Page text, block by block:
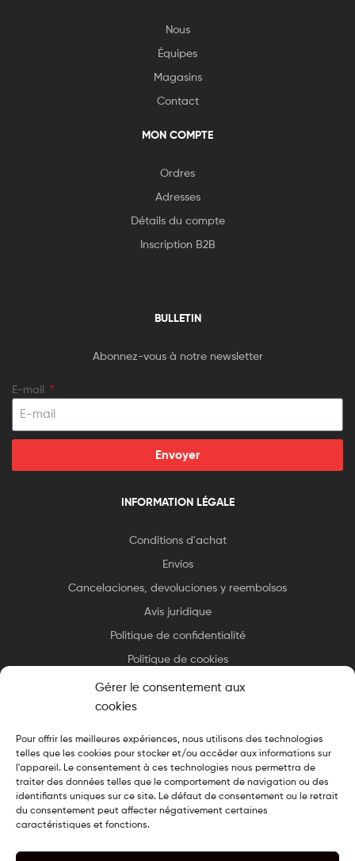
Gérer le consentement aux
cookies
Pour offrir les meilleures expériences, nous utilisons des technologies
telles que les cookies pour stocker et/ou accéder aux informations sur
l'appareil. Le consentement à ces technologies nous permettra de
traiter des données telles que le comportement de navigation ou des
identifiants uniques sur ce site. Le défaut de consentement ou le retrait
du consentement peut affecter négativement certaines
caractéristiques et fonctions.
Nous
Équipes
Magasins
Contact
MON COMPTE
Ordres
Adresses
Détails du compte
Inscription B2B
BULLETIN
Abonnez-vous à notre newsletter
E-mail
Envoyer
INFORMATION LÉGALE
Conditions d'achat
Envíos
Cancelaciones, devoluciones y reembolsos
Avis juridique
Politique de confidentialité
Politique de cookies
Copyright © 2025 Essax.Tous droits réservés. Design cuisiné par
Le Chef du Web